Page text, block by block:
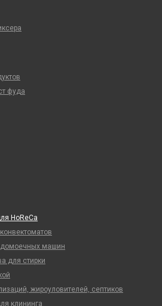
фуда
HoReCa
машин
для стирки
жироуловителей, септиков
клининга